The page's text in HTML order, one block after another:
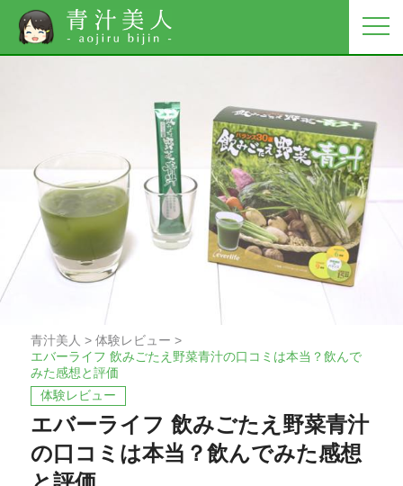
青汁美人 > 体験レビュー >
エバーライフ 飲みごたえ野菜青汁の口コミは本当？飲んで
みた感想と評価
体験レビュー
エバーライフ 飲みごたえ野菜青汁
の口コミは本当？飲んでみた感想